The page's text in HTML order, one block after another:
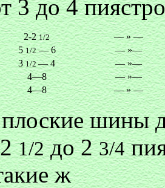
3 до 4
2-21/2
— » —
5 1/2— 6
— »—
31/2— 4
— »—
4—8
— »—
4—8 — » —
шины
1/2до 23/4
ж